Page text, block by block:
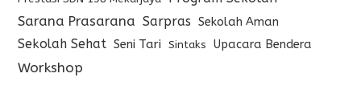
Sarana Prasarana Sarpras Sekolah Aman
Sekolah Sehat Seni Tari Sintaks Upacara Bendera
Workshop